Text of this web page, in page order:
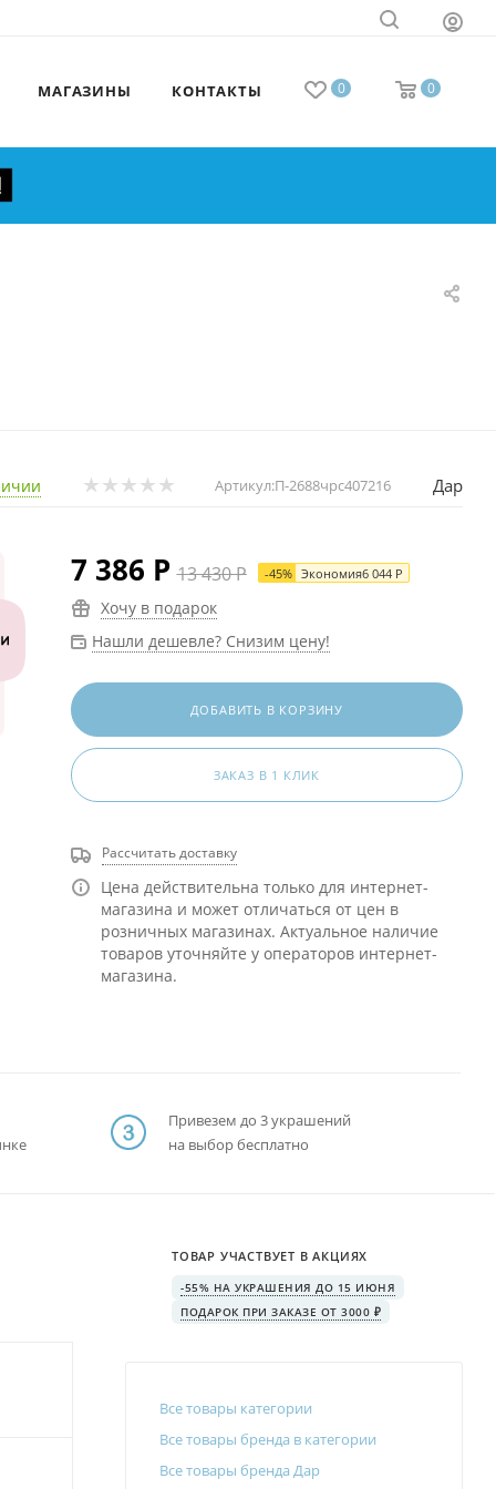
0 0
МАГАЗИНЫ КОНТАКТЫ
Артикул:П-2688чрс407216 Дар
7 386 Р 13 430Р -45% Экономия6 044Р
Хочу в подарок
Нашли дешевле? Снизим цену!
ДОБАВИТЬ В КОРЗИНУ
ЗАКАЗ В 1 КЛИК
Рассчитать доставку
Цена действительна только для интернет-
магазина и может отличаться от цен в
розничных магазинах. Актуальное наличие
товаров уточняйте у операторов интернет-
магазина.
Привезем до 3 украшений
на выбор бесплатно
ТОВАР УЧАСТВУЕТ В АКЦИЯХ
-55% НА УКРАШЕНИЯ ДО 15 ИЮНЯ
ПОДАРОК ПРИ ЗАКАЗЕ ОТ 3000 ₽
Все товары категории
Все товары бренда в категории
Все товары бренда Дар